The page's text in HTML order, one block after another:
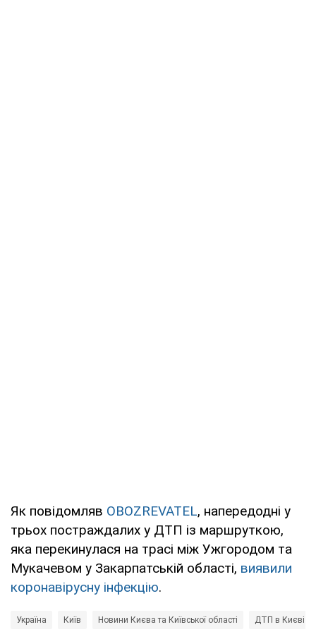
Як повідомляв OBOZREVATEL, напередодні у
трьох постраждалих у ДТП із маршруткою,
яка перекинулася на трасі між Ужгородом та
Мукачевом у Закарпатській області, виявили
коронавірусну інфекцію.
Україна Київ Новини Києва та Київської області ДТП в Києві